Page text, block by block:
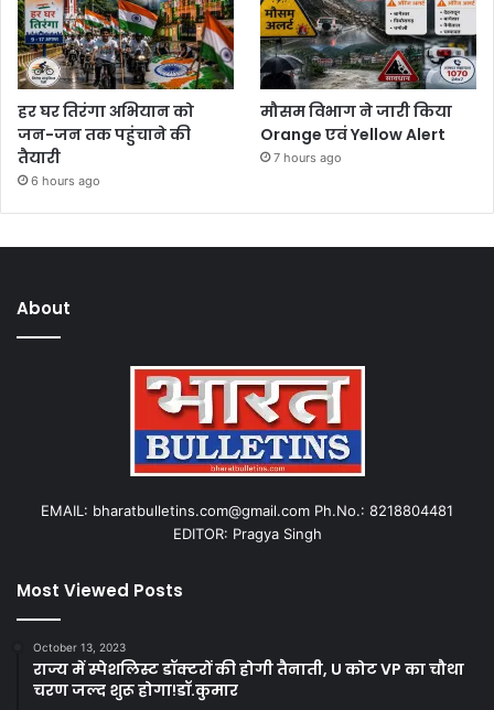
हर घर तिरंगा अभियान को
जन-जन तक पहुंचाने की
तैयारी
6 hours ago
मौसम विभाग ने जारी किया
Orange एवं Yellow Alert
7 hours ago
About
EMAIL: bharatbulletins.com@gmail.com Ph.No.: 8218804481
EDITOR: Pragya Singh
Most Viewed Posts
October 13, 2023
राज्य में स्पेशलिस्ट डॉक्टरों की होगी तैनाती, U कोट VP का चौथा
चरण जल्द शुरू होगा!डॉ.कुमार